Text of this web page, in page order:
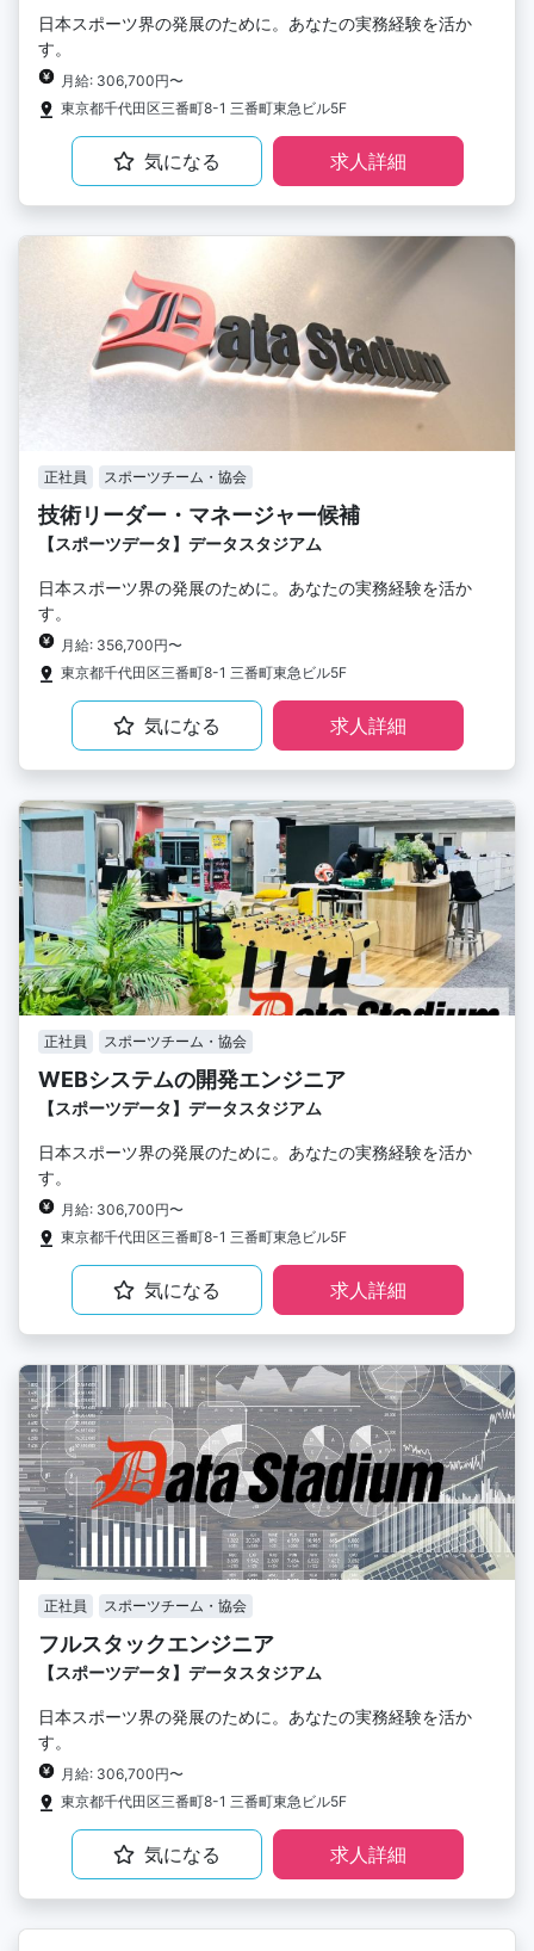
日本スポーツ界の発展のために。あなたの実務経験を活か
す。
月給: 306,700円〜
東京都千代田区三番町8-1 三番町東急ビル5F
気になる 求人詳細
正社員 スポーツチーム・協会
技術リーダー・マネージャー候補
【スポーツデータ】データスタジアム
日本スポーツ界の発展のために。あなたの実務経験を活か
す。
月給: 356,700円〜
東京都千代田区三番町8-1 三番町東急ビル5F
気になる 求人詳細
正社員 スポーツチーム・協会
WEBシステムの開発エンジニア
【スポーツデータ】データスタジアム
日本スポーツ界の発展のために。あなたの実務経験を活か
す。
月給: 306,700円〜
東京都千代田区三番町8-1 三番町東急ビル5F
気になる 求人詳細
正社員 スポーツチーム・協会
フルスタックエンジニア
【スポーツデータ】データスタジアム
日本スポーツ界の発展のために。あなたの実務経験を活か
す。
月給: 306,700円〜
東京都千代田区三番町8-1 三番町東急ビル5F
気になる 求人詳細